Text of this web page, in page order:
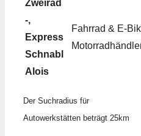
Zweirad
-,
Express
Schnabl
Alois
Fahrrad & E-
Der Suchradius für
Autowerkstätten beträgt 25km